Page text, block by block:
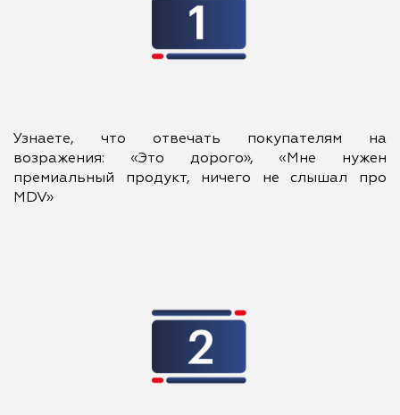
Узнаете, что отвечать покупателям на
возражения: «Это дорого», «Мне нужен
премиальный продукт, ничего не слышал про
MDV»